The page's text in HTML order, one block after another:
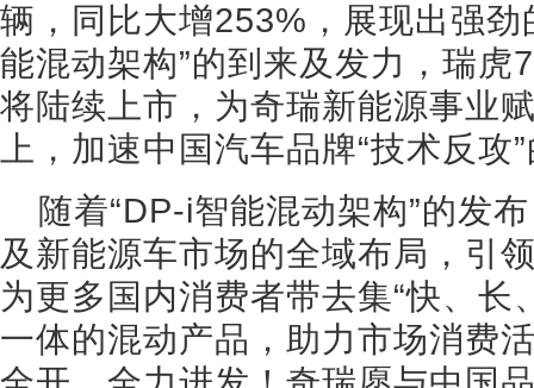
辆，同比大增253%，展现出强
能混动架构”的到来及发力，瑞
将陆续上市，为奇瑞新能源事业
上，加速中国汽车品牌“技术反攻
随着“DP-i智能混动架构”的发
及新能源车市场的全域布局，引
为更多国内消费者带去集“快、长
一体的混动产品，助力市场消费